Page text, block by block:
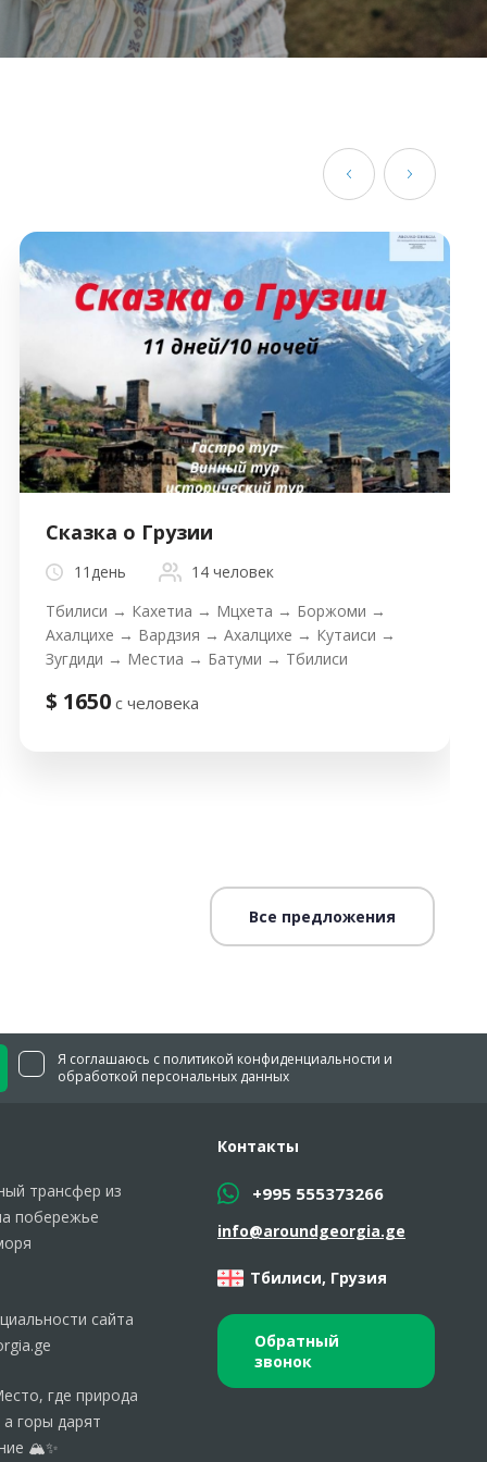
Сказка о Грузии
11день
14 человек
Тбилиси → Кахетиа → Мцхета → Боржоми →
Ахалцихе → Вардзия → Ахалцихе → Кутаиси →
Зугдиди → Местиа → Батуми → Тбилиси
$ 1650с человека
Все предложения
Я соглашаюсь с политикой конфиденциальности и
обработкой персональных данных
трансфер из
побережье
сайта
где природа
а горы дарят
🏔️✨
Контакты
+995 555373266
info@aroundgeorgia.ge
Тбилиси, Грузия
Обратный
звонок